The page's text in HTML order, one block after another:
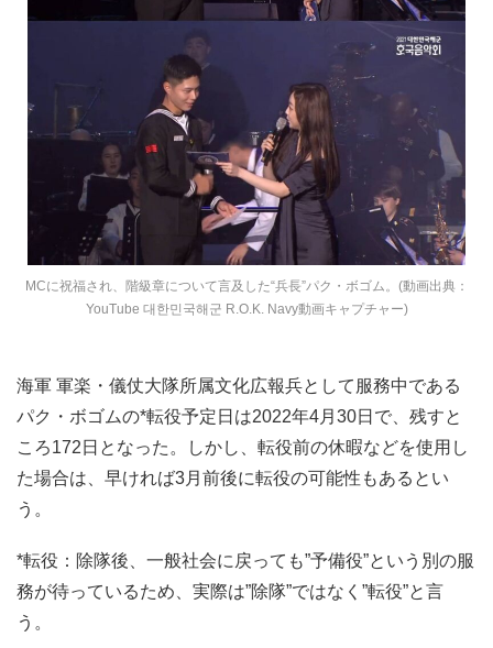
MCに祝福され、階級章について言及した“兵長”パク・ボゴム。(動画出典：
YouTube 대한민국해군 R.O.K. Navy動画キャプチャー)
海軍 軍楽・儀仗大隊所属文化広報兵として服務中である
パク・ボゴムの*転役予定日は2022年4月30日で、残すと
ころ172日となった。しかし、転役前の休暇などを使用し
た場合は、早ければ3月前後に転役の可能性もあるとい
う。
*転役：除隊後、一般社会に戻っても”予備役”という別の服
務が待っているため、実際は”除隊”ではなく”転役”と言
う。